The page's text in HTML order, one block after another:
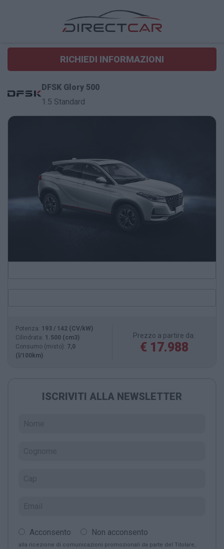
RICHIEDI INFORMAZIONI
DFSK Glory 500
1.5 Standard
Potenza: 193 / 142 (CV/kW)
Cilindrata: 1.500 (cm3)
Consumo (misto): 7,0
(l/100km)
Prezzo a partire da:
€ 17.988
ISCRIVITI ALLA NEWSLETTER
Acconsento Non acconsento
alla ricezione di comunicazioni promozionali da parte del Titolare,